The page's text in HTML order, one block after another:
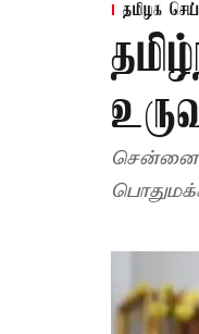
தமிழக
சென்னை